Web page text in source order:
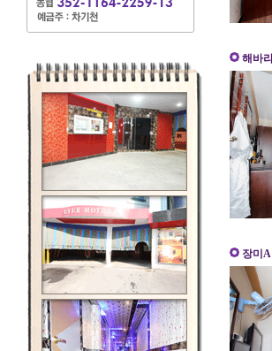
해바
장미A